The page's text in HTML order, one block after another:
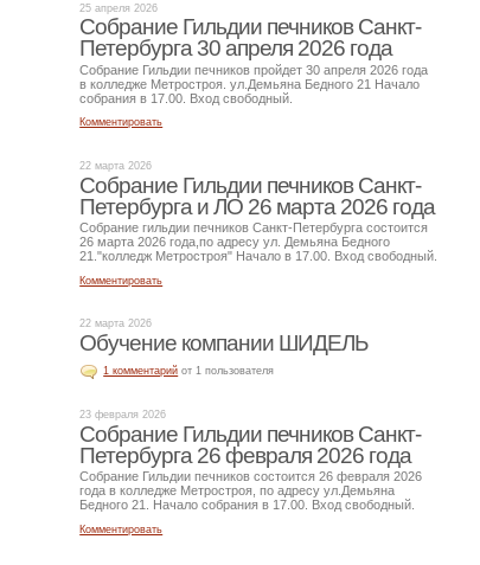
25 апреля 2026
Собрание Гильдии печников Санкт-
Петербурга 30 апреля 2026 года
Собрание Гильдии печников пройдет 30 апреля 2026 года
в колледже Метростроя. ул.Демьяна Бедного 21 Начало
собрания в 17.00. Вход свободный.
Комментировать
22 марта 2026
Собрание Гильдии печников Санкт-
Петербурга и ЛО 26 марта 2026 года
Собрание гильдии печников Санкт-Петербурга состоится
26 марта 2026 года,по адресу ул. Демьяна Бедного
21."колледж Метростроя" Начало в 17.00. Вход свободный.
Комментировать
22 марта 2026
Обучение компании ШИДЕЛЬ
1 комментарий от 1 пользователя
23 февраля 2026
Собрание Гильдии печников Санкт-
Петербурга 26 февраля 2026 года
Собрание Гильдии печников состоится 26 февраля 2026
года в колледже Метростроя, по адресу ул.Демьяна
Бедного 21. Начало собрания в 17.00. Вход свободный.
Комментировать